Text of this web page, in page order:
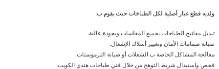
ولديه قطع غيار أصلية لكل الطباخات حيث يقوم ب:
تبديل مفاتيح الطباخات بجميع المقاسات وبجودة عالية.
صيانة صمامات الأمان وتغيير أسلاك الإشعال.
معالجة المشاكل الخاصة ب الشعلات أو صيانة الترموستات.
فحص واستبدال شريط التوهج من خلال فني طباخات هندي الكويت.